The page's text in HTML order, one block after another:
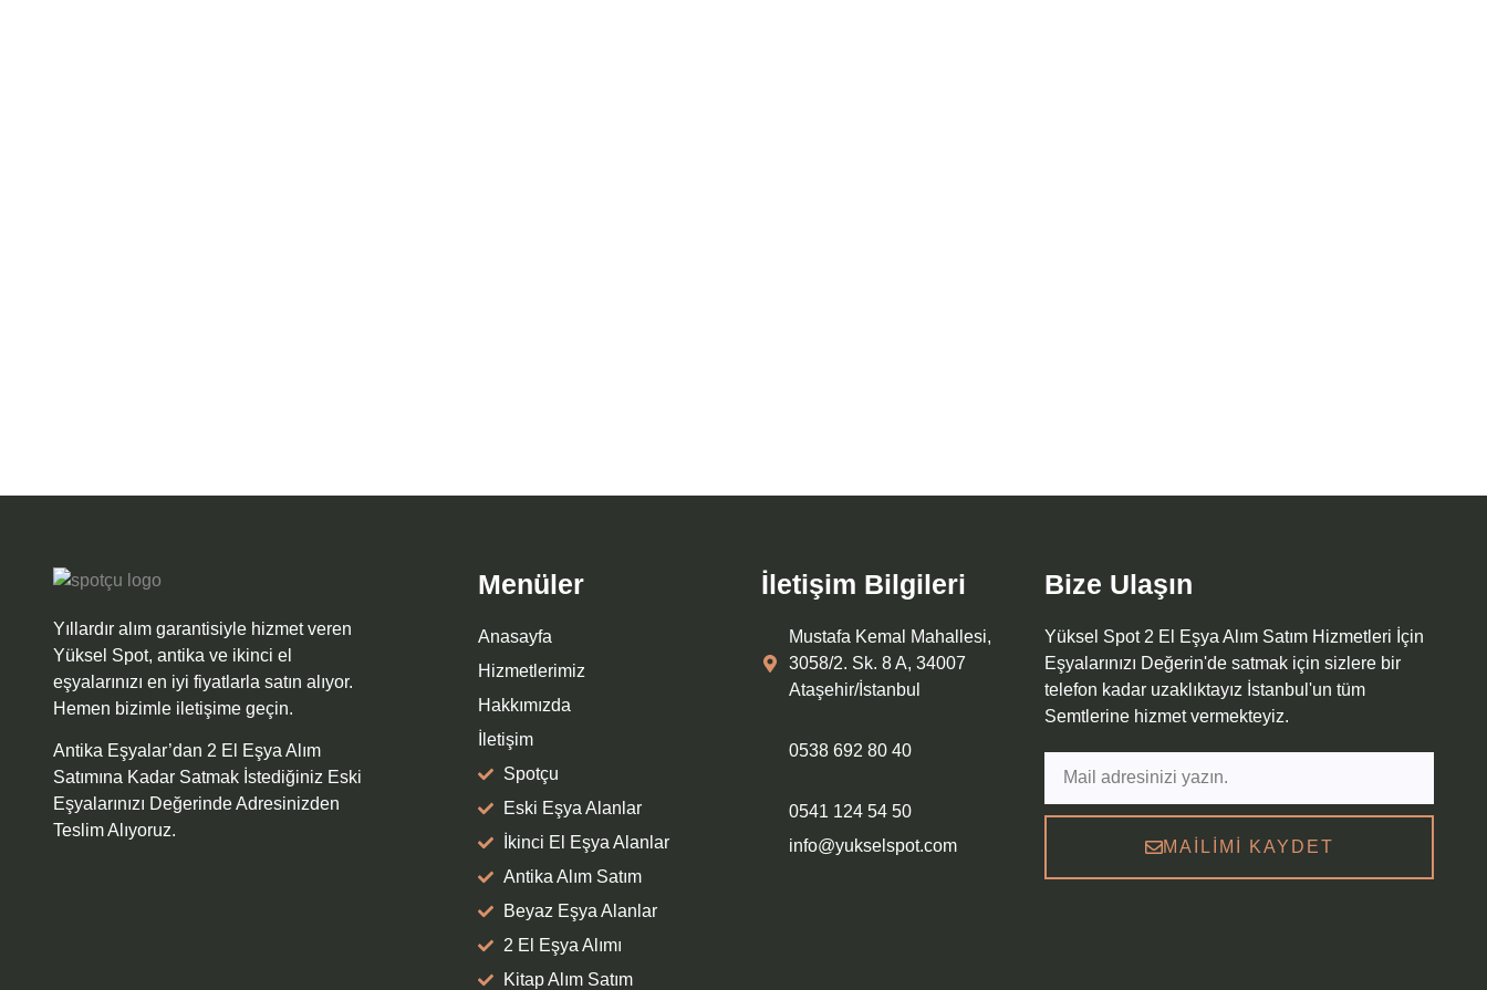
Yıllardır alım garantisiyle hizmet veren
Yüksel Spot, antika ve ikinci el
eşyalarınızı en iyi fiyatlarla satın alıyor.
Hemen bizimle iletişime geçin.
Antika Eşyalar’dan 2 El Eşya Alım
Satımına Kadar Satmak İstediğiniz Eski
Eşyalarınızı Değerinde Adresinizden
Teslim Alıyoruz.
Menüler
Anasayfa
Hizmetlerimiz
Hakkımızda
İletişim
Spotçu
Eski Eşya Alanlar
İkinci El Eşya Alanlar
Antika Alım Satım
Beyaz Eşya Alanlar
2 El Eşya Alımı
Kitap Alım Satım
İletişim Bilgileri
Mustafa Kemal Mahallesi,
3058/2. Sk. 8 A, 34007
Ataşehir/İstanbul
0538 692 80 40
0541 124 54 50
info@yukselspot.com
Bize Ulaşın
Yüksel Spot 2 El Eşya Alım Satım Hizmetleri İçin
Eşyalarınızı Değerin'de satmak için sizlere bir
telefon kadar uzaklıktayız İstanbul'un tüm
Semtlerine hizmet vermekteyiz.
MAILIMI KAYDET